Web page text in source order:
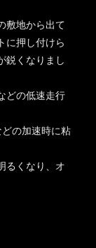
敷地から出て
に押し付けら
鋭くなりまし
どの低速走行
の加速時に粘
るくなり、オ